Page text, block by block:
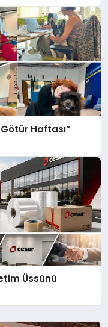
Haftası”
Üssünü